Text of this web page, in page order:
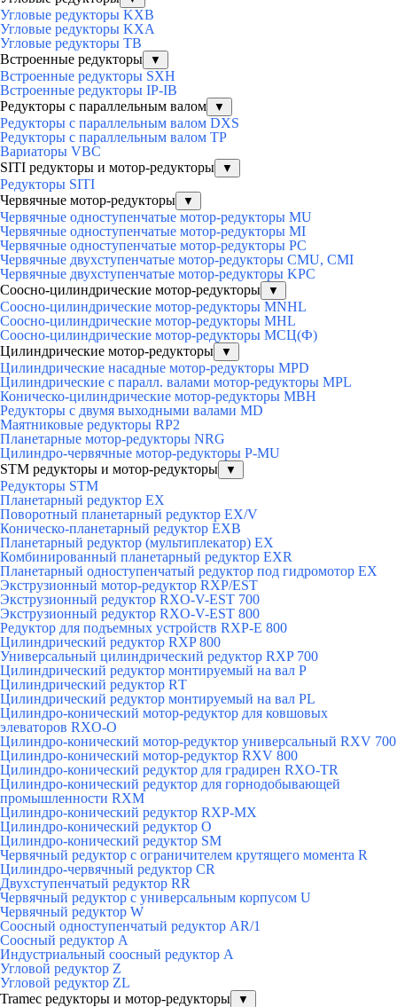
Угловые редукторы KXB
Угловые редукторы KXA
Угловые редукторы TB
Встроенные редукторы
▼
Встроенные редукторы SXH
Встроенные редукторы IP-IB
Редукторы с параллельным валом
▼
Редукторы с параллельным валом DXS
Редукторы с параллельным валом TP
Вариаторы VBC
SITI редукторы и мотор-редукторы
▼
Редукторы SITI
Червячные мотор-редукторы
▼
Червячные одноступенчатые мотор-редукторы MU
Червячные одноступенчатые мотор-редукторы MI
Червячные одноступенчатые мотор-редукторы PC
Червячные двухступенчатые мотор-редукторы CMU, CMI
Червячные двухступенчатые мотор-редукторы KPC
Соосно-цилиндрические мотор-редукторы
▼
Соосно-цилиндрические мотор-редукторы MNHL
Соосно-цилиндрические мотор-редукторы MHL
Соосно-цилиндрические мотор-редукторы МСЦ(Ф)
Цилиндрические мотор-редукторы
▼
Цилиндрические насадные мотор-редукторы MPD
Цилиндрические с паралл. валами мотор-редукторы MPL
Коническо-цилиндрические мотор-редукторы MBH
Редукторы с двумя выходными валами MD
Маятниковые редукторы RP2
Планетарные мотор-редукторы NRG
Цилиндро-червячные мотор-редукторы P-MU
STM редукторы и мотор-редукторы
▼
Редукторы STM
Планетарный редуктор ЕХ
Поворотный планетарный редуктор EX/V
Коническо-планетарный редуктор ЕХВ
Планетарный редуктор (мультиплекатор) ЕХ
Комбинированный планетарный редуктор ЕХR
Планетарный одноступенчатый редуктор под гидромотор ЕХ
Экструзионный мотор-редуктор RXP/EST
Экструзионный редуктор RXO-V-EST 700
Экструзионный редуктор RXO-V-EST 800
Редуктор для подъемных устройств RXP-E 800
Цилиндрический редуктор RXP 800
Универсальный цилиндрический редуктор RXP 700
Цилиндрический редуктор монтируемый на вал Р
Цилиндрический редуктор RТ
Цилиндрический редуктор монтируемый на вал РL
Цилиндро-конический мотор-редуктор для ковшовых
элеваторов RXO-O
Цилиндро-конический мотор-редуктор универсальный RXV 700
Цилиндро-конический мотор-редуктор RXV 800
Цилиндро-конический редуктор для градирен RXO-TR
Цилиндро-конический редуктор для горнодобывающей
промышленности RXМ
Цилиндро-конический редуктор RXP-MX
Цилиндро-конический редуктор О
Цилиндро-конический редуктор SM
Червячный редуктор с ограничителем крутящего момента R
Цилиндро-червячный редуктор СR
Двухступенчатый редуктор RR
Червячный редуктор с универсальным корпусом U
Червячный редуктор W
Соосный одноступенчатый редуктор AR/1
Соосный редуктор А
Индустриальный соосный редуктор А
Угловой редуктор Z
Угловой редуктор ZL
Tramec редукторы и мотор-редукторы
▼